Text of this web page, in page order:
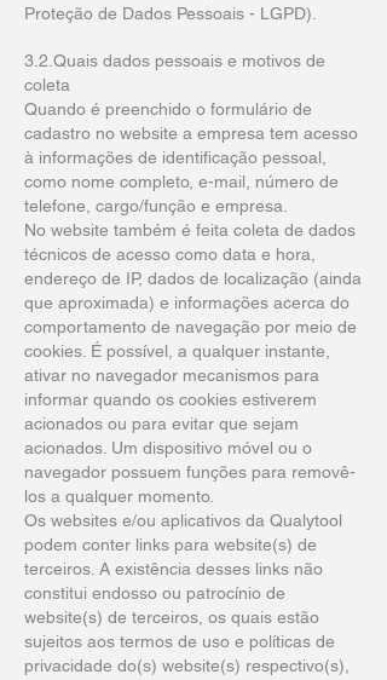
Proteção de Dados Pessoais - LGPD).
3.2.Quais dados pessoais e motivos de
coleta
Quando é preenchido o formulário de
cadastro no website a empresa tem acesso
à informações de identificação pessoal,
como nome completo, e-mail, número de
telefone, cargo/função e empresa.
No website também é feita coleta de dados
técnicos de acesso como data e hora,
endereço de IP, dados de localização (ainda
que aproximada) e informações acerca do
comportamento de navegação por meio de
cookies. É possível, a qualquer instante,
ativar no navegador mecanismos para
informar quando os cookies estiverem
acionados ou para evitar que sejam
acionados. Um dispositivo móvel ou o
navegador possuem funções para removê-
los a qualquer momento.
Os websites e/ou aplicativos da Qualytool
podem conter links para website(s) de
terceiros. A existência desses links não
constitui endosso ou patrocínio de
website(s) de terceiros, os quais estão
sujeitos aos termos de uso e políticas de
privacidade do(s) website(s) respectivo(s),